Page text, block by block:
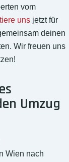
vom
uns jetzt für
deinen
Wir freuen uns
Umzug
Wien nach